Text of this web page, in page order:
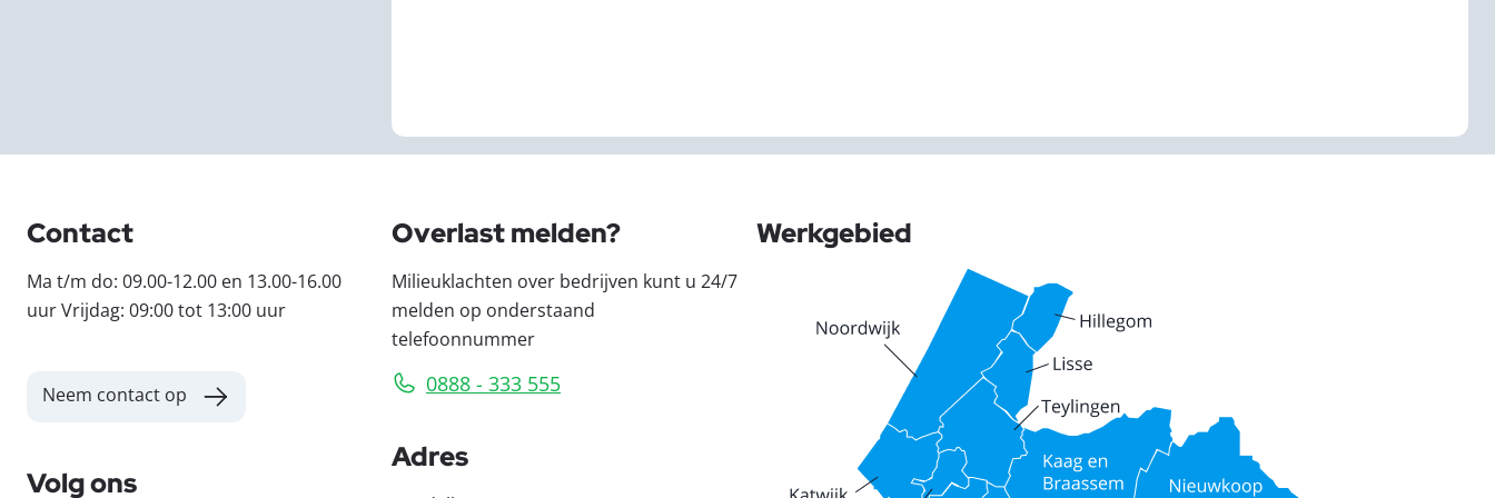
Contact
Ma t/m do: 09.00-12.00 en 13.00-16.00
uur Vrijdag: 09:00 tot 13:00 uur
Neem contact op
Volg ons
Overlast melden?
Milieuklachten over bedrijven kunt u 24/7
melden op onderstaand
telefoonnummer
0888 - 333 555
Adres
Werkgebied